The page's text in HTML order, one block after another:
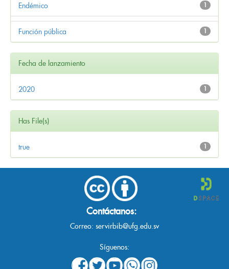
1
Endémico
1
Función pública
Fecha de lanzamiento
1
2020
Has File(s)
1
true
Contáctanos:
Correo: servirbib@ufg.edu.sv
Síguenos: